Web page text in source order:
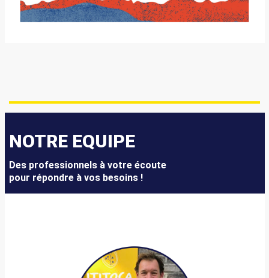
NOTRE EQUIPE
Des professionnels à votre écoute
pour répondre à vos besoins !